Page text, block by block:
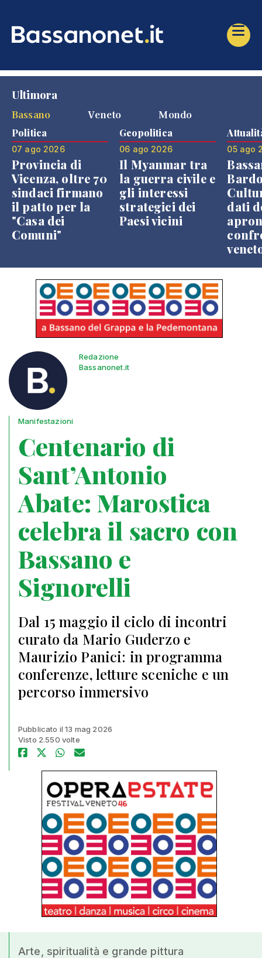
Ultimora
Bassano
Veneto Mondo
Politica
07 ago 2026
Provincia di
Vicenza, oltre 70
sindaci firmano
il patto per la
"Casa dei
Comuni"
Geopolitica
06 ago 2026
Il Myanmar tra
la guerra civile e
gli interessi
strategici dei
Paesi vicini
05 ago
dati
Redazione
Bassanonet.it
Manifestazioni
Centenario di
Sant’Antonio
Abate: Marostica
celebra il sacro con
Bassano e
Signorelli
Dal 15 maggio il ciclo di incontri
curato da Mario Guderzo e
Maurizio Panici: in programma
conferenze, letture sceniche e un
percorso immersivo
Pubblicato il 13 mag 2026
Visto 2.550 volte
Arte, spiritualità e grande pittura